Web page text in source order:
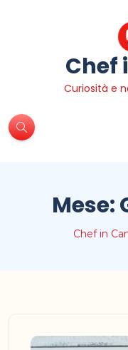
Chef
Curiosità e
Mese:
Chef in